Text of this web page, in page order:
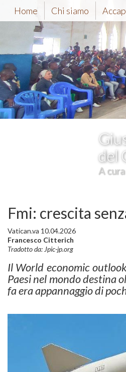
Home Chi siamo
del
A
Fmi: crescita
Vatican.va 10.04.2026
Francesco Citterich
Tradotto da: Jpic-jp.org
Il World economic
Paesi nel mondo destina
fa era appannaggio di